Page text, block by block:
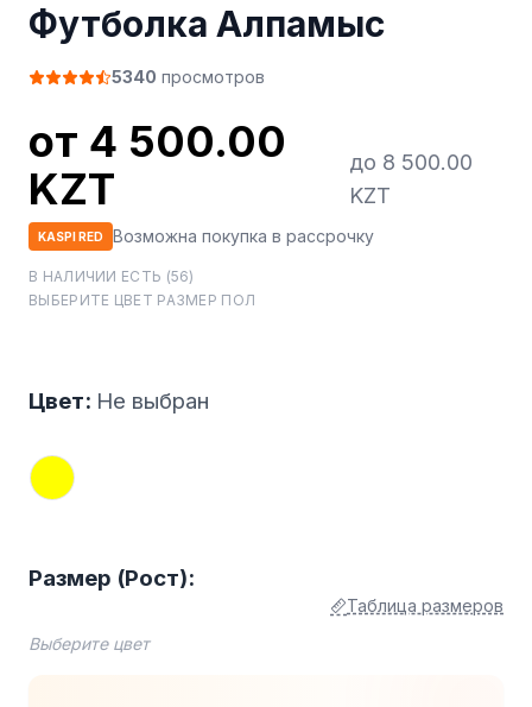
Футболка Алпамыс
5340 просмотров
от 4 500.00
KZT
до 8 500.00
KZT
KASPI RED Возможна покупка в рассрочку
В НАЛИЧИИ ЕСТЬ (56)
ВЫБЕРИТЕ ЦВЕТ РАЗМЕР ПОЛ
Цвет: Не выбран
Размер (Рост):
Таблица размеров
Выберите цвет